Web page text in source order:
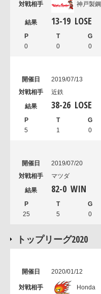
神戸製鋼
13-19 LOSE
0 0 0
2019/07/13
近鉄
38-26 LOSE
5 1 0
2019/07/20
マツダ
82-0 WIN
25 5 0
トップリーグ2020
2020/01/12
Honda